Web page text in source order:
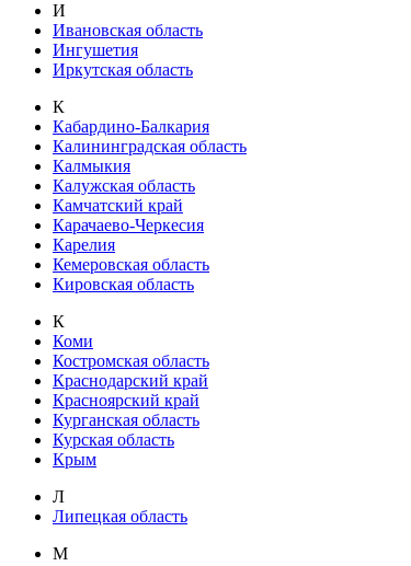
И
Ивановская область
Ингушетия
Иркутская область
К
Кабардино-Балкария
Калининградская область
Калмыкия
Калужская область
Камчатский край
Карачаево-Черкесия
Карелия
Кемеровская область
Кировская область
К
Коми
Костромская область
Краснодарский край
Красноярский край
Курганская область
Курская область
Крым
Л
Липецкая область
М